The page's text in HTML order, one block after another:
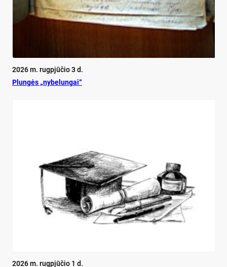
2026 m. rugpjūčio 3 d.
Plun­gės „ny­be­lun­gai“
2026 m. rugpjūčio 1 d.